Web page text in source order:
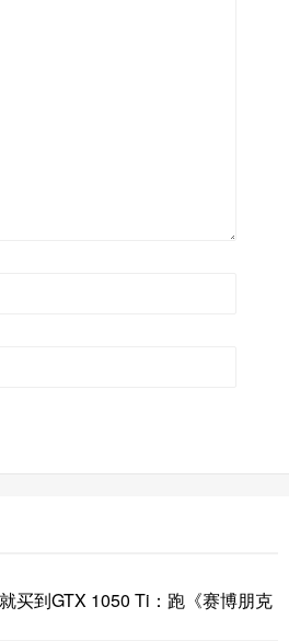
买到GTX 1050 Ti：跑《赛博朋克